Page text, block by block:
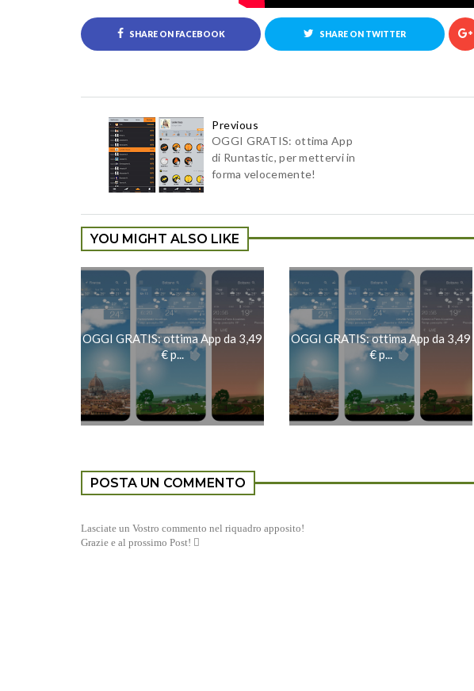
SHARE ON FACEBOOK SHARE ON TWITTER
Previous
OGGI GRATIS: ottima App
di Runtastic, per mettervi in
forma velocemente!
YOU MIGHT ALSO LIKE
OGGI GRATIS: ottima App da 3,49
€ p...
OGGI GRATIS: ottima App da 3,49
€ p...
POSTA UN COMMENTO
Lasciate un Vostro commento nel riquadro apposito!
Grazie e al prossimo Post! 